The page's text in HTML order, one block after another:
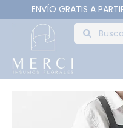
ENVÍO GRATIS A